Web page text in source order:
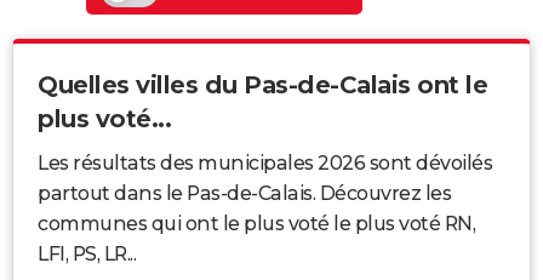
Quelles villes du Pas-de-Calais ont le
plus voté...
Les résultats des municipales 2026 sont dévoilés
partout dans le Pas-de-Calais. Découvrez les
communes qui ont le plus voté le plus voté RN,
LFI, PS, LR...